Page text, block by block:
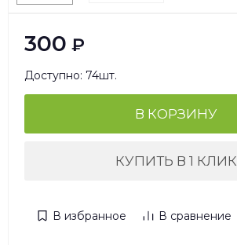
300 ₽
Доступно: 74шт.
В КОРЗИНУ
КУПИТЬ В 1 КЛИК
В избранное В сравнение